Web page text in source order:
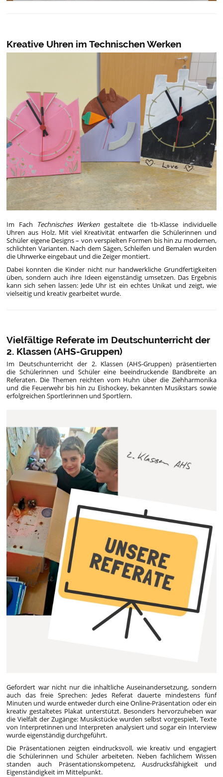
Kreative Uhren im Technischen Werken
Im Fach Technisches Werken gestaltete die 1b-Klasse individuelle
Uhren aus Holz. Mit viel Kreativität entwarfen die Schülerinnen und
Schüler eigene Designs – von verspielten Formen bis hin zu modernen,
schlichten Varianten. Nach dem Sägen, Schleifen und Bemalen wurden
die Uhrwerke eingebaut und die Zeiger montiert.
Dabei konnten die Kinder nicht nur handwerkliche Grundfertigkeiten
üben, sondern auch ihre Ideen eigenständig umsetzen. Das Ergebnis
kann sich sehen lassen: Jede Uhr ist ein echtes Unikat und zeigt, wie
vielseitig und kreativ gearbeitet wurde.
Vielfältige Referate im Deutschunterricht der
2. Klassen (AHS-Gruppen)
Im Deutschunterricht der 2. Klassen (AHS-Gruppen) präsentierten
die Schülerinnen und Schüler eine beeindruckende Bandbreite an
Referaten. Die Themen reichten vom Huhn über die Ziehharmonika
und die Feuerwehr bis hin zu Eishockey, bekannten Musikstars sowie
erfolgreichen Sportlerinnen und Sportlern.
Gefordert war nicht nur die inhaltliche Auseinandersetzung, sondern
auch das freie Sprechen: Jedes Referat dauerte mindestens fünf
Minuten und wurde entweder durch eine Online-Präsentation oder ein
kreativ gestaltetes Plakat unterstützt. Besonders hervorzuheben war
die Vielfalt der Zugänge: Musikstücke wurden selbst vorgespielt, Texte
von Interpretinnen und Interpreten analysiert und sogar ein Interview
wurde eigenständig durchgeführt.
Die Präsentationen zeigten eindrucksvoll, wie kreativ und engagiert
die Schülerinnen und Schüler arbeiteten. Neben fachlichem Wissen
standen auch Präsentationskompetenz, Ausdrucksfähigkeit und
Eigenständigkeit im Mittelpunkt.